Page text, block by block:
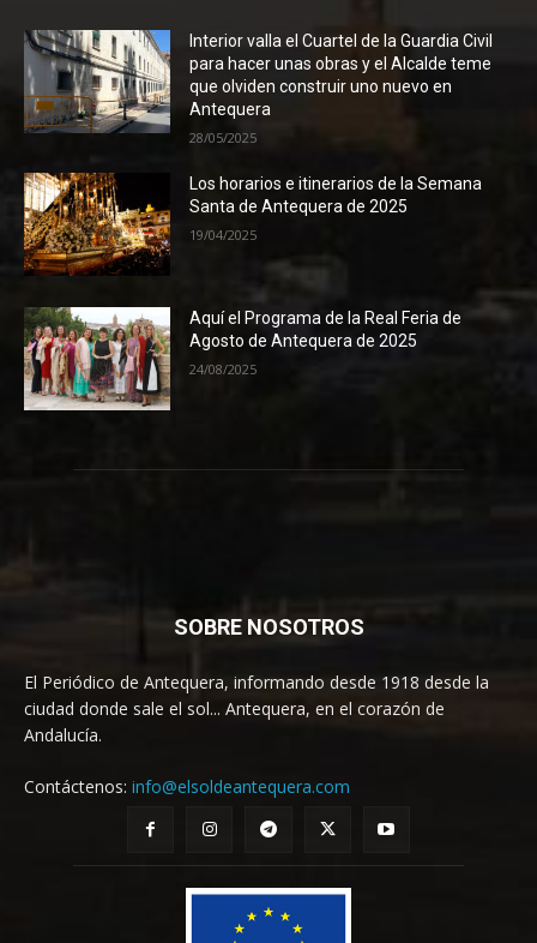
Interior valla el Cuartel de la Guardia Civil
para hacer unas obras y el Alcalde teme
que olviden construir uno nuevo en
Antequera
28/05/2025
Los horarios e itinerarios de la Semana
Santa de Antequera de 2025
19/04/2025
Aquí el Programa de la Real Feria de
Agosto de Antequera de 2025
24/08/2025
SOBRE NOSOTROS
El Periódico de Antequera, informando desde 1918 desde la
ciudad donde sale el sol... Antequera, en el corazón de
Andalucía.
Contáctenos: info@elsoldeantequera.com